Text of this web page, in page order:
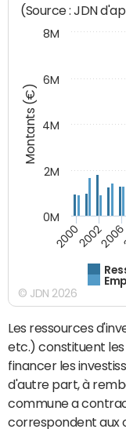
Montants (€)
(Source : JDN
200020022006
0M
2M
4M
6M
8M
© JDN 2026
Les ressources
etc.) constituent les
financer les
d'autre part, à
commune a
correspondent aux